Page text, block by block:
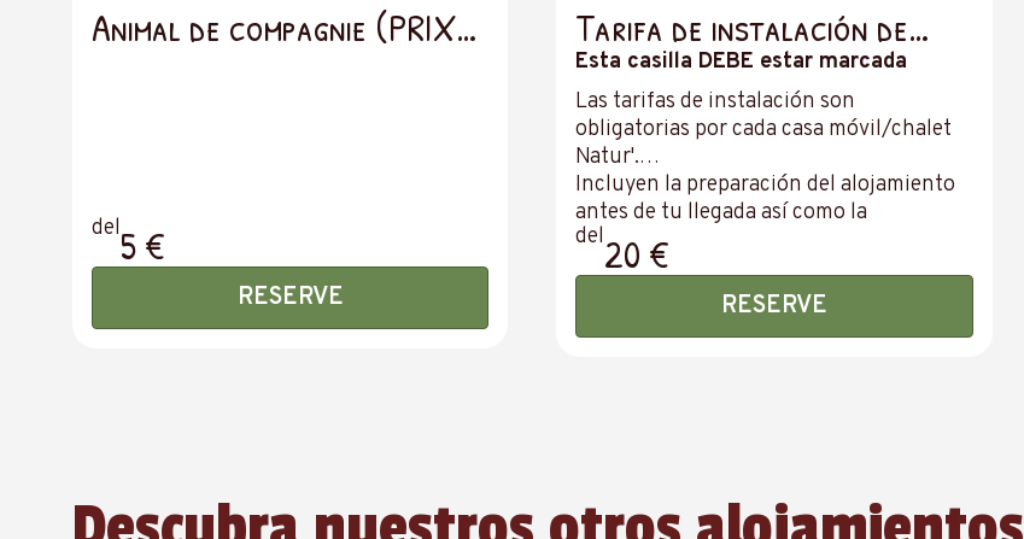
Animal de compagnie (PRIX
del5 €
RESERVE
Tarifa de instalación de
casa móvil – OBLIGATORIA –
Precio por casa móvil
Esta casilla DEBE estar marcada
Las tarifas de instalación son
obligatorias por cada casa móvil/chalet
Natur'.
Incluyen la preparación del alojamiento
antes de tu llegada así como la
colocación de protectores de colchón,
con el fin de garantizar que tu
alojamiento esté listo para recibirte.
del20 €
RESERVE